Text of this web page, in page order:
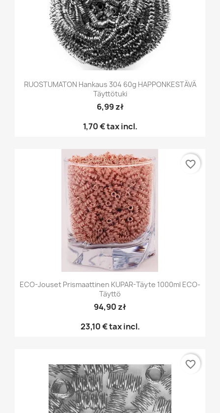
RUOSTUMATON Hankaus 304 60g HAPPONKESTÄVÄ
Täyttötuki
6,99 zł
1,70 €tax incl.
ECO-Jouset Prismaattinen KUPAR-Täyte 1000ml ECO-
Täyttö
94,90 zł
23,10 €tax incl.
favorite_border
favorite_border